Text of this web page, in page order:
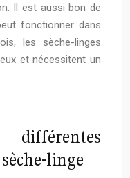
Il est aussi bon de
fonctionner dans
les sèche-linges
et nécessitent un
linge